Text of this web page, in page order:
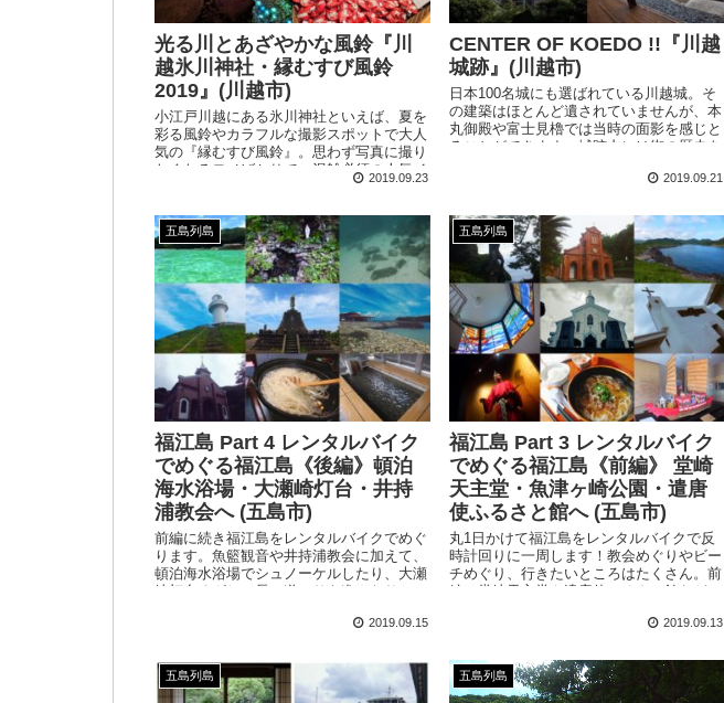
光る川とあざやかな風鈴『川
越氷川神社・縁むすび風鈴
2019』(川越市)
小江戸川越にある氷川神社といえば、夏を
彩る風鈴やカラフルな撮影スポットで大人
気の『縁むすび風鈴』。思わず写真に撮り
たくなるモノばかりで、混雑必須の人気イ
2019.09.23
CENTER OF KOEDO !!『川越
城跡』(川越市)
日本100名城にも選ばれている川越城。そ
の建築はほとんど遺されていませんが、本
丸御殿や富士見櫓では当時の面影を感じと
ることができます。城跡内には街の歴史を
2019.09.21
五島列島
福江島 Part 4 レンタルバイク
でめぐる福江島《後編》頓泊
海水浴場・大瀬崎灯台・井持
浦教会へ (五島市)
前編に続き福江島をレンタルバイクでめぐ
ります。魚籃観音や井持浦教会に加えて、
頓泊海水浴場でシュノーケルしたり、大瀬
崎灯台めざして長い道のりを進んだりとか
2019.09.15
五島列島
福江島 Part 3 レンタルバイク
でめぐる福江島《前編》 堂崎
天主堂・魚津ヶ崎公園・遣唐
使ふるさと館へ (五島市)
丸1日かけて福江島をレンタルバイクで反
時計回りに一周します！教会めぐりやビー
チめぐり、行きたいところはたくさん。前
編は堂崎天主堂や遣唐使ふるさと館など、
2019.09.13
五島列島 五島列島